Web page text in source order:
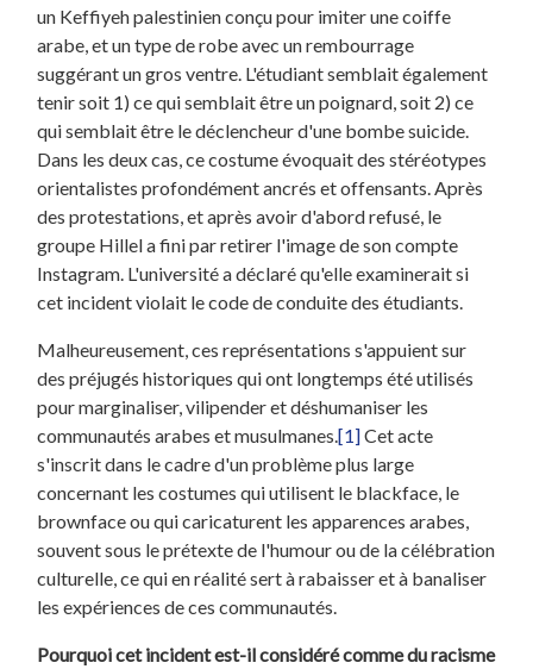
un Keffiyeh palestinien conçu pour imiter une coiffe
arabe, et un type de robe avec un rembourrage
suggérant un gros ventre. L'étudiant semblait également
tenir soit 1) ce qui semblait être un poignard, soit 2) ce
qui semblait être le déclencheur d'une bombe suicide.
Dans les deux cas, ce costume évoquait des stéréotypes
orientalistes profondément ancrés et offensants. Après
des protestations, et après avoir d'abord refusé, le
groupe Hillel a fini par retirer l'image de son compte
Instagram. L'université a déclaré qu'elle examinerait si
cet incident violait le code de conduite des étudiants.
Malheureusement, ces représentations s'appuient sur
des préjugés historiques qui ont longtemps été utilisés
pour marginaliser, vilipender et déshumaniser les
communautés arabes et musulmanes.[1]Cet acte
s'inscrit dans le cadre d'un problème plus large
concernant les costumes qui utilisent le blackface, le
brownface ou qui caricaturent les apparences arabes,
souvent sous le prétexte de l'humour ou de la célébration
culturelle, ce qui en réalité sert à rabaisser et à banaliser
les expériences de ces communautés.
Pourquoi cet incident est-il considéré comme du racisme